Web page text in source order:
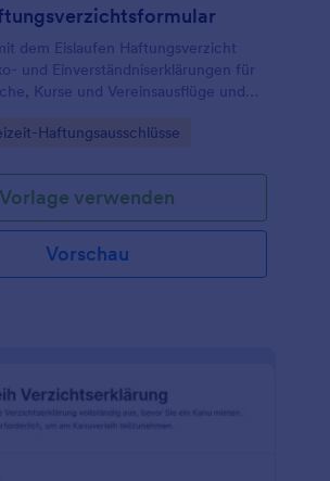
dem Eislaufen Haftungsverzicht
und Einverständniserklärungen für
Kurse und Vereinsausflüge und
Haftungsausschlüsse
Vorlage verwenden
Vorschau